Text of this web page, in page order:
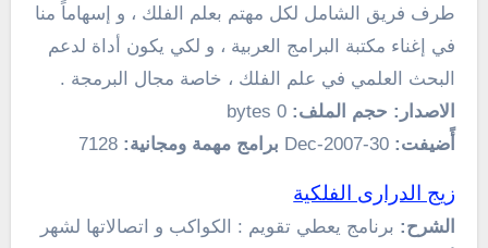
طرف فريق الشامل لكل مهتم بعلم الفلك ، و إسهاماً منا
في إغناء مكتبة البرامج العربية ، و لكي يكون أداة لدعم
البحث العلمي في علم الفلك ، خاصة مجال البرمجة .
الاصدار: حجم الملف:
أًضيفت:
برامج مهمة ومجانية:
زيج الدرارى الفلكية
الشرح: برنامج يعطي تقويم : الكواكب و اتصالاتها لشهر